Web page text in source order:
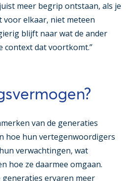
meer begrip ontstaan, als je
elkaar, niet meteen
blijft naar wat de ander
context dat voortkomt.”
van de generaties
hoe hun vertegenwoordigers
verwachtingen, wat
hoe ze daarmee omgaan.
generaties ervaren meer